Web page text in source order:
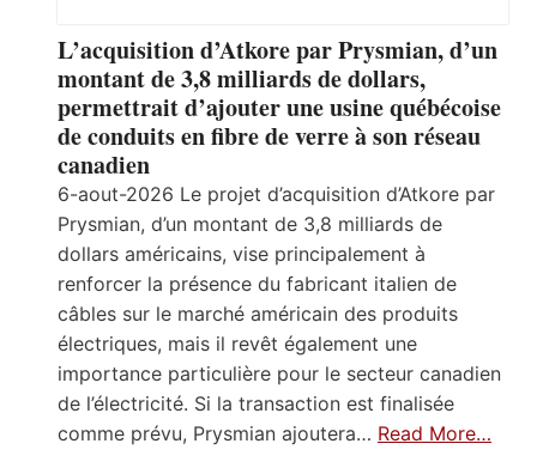
L’acquisition d’Atkore par Prysmian, d’un
montant de 3,8 milliards de dollars,
permettrait d’ajouter une usine québécoise
de conduits en fibre de verre à son réseau
canadien
6-aout-2026 Le projet d’acquisition d’Atkore par
Prysmian, d’un montant de 3,8 milliards de
dollars américains, vise principalement à
renforcer la présence du fabricant italien de
câbles sur le marché américain des produits
électriques, mais il revêt également une
importance particulière pour le secteur canadien
de l’électricité. Si la transaction est finalisée
comme prévu, Prysmian ajoutera… Read More…